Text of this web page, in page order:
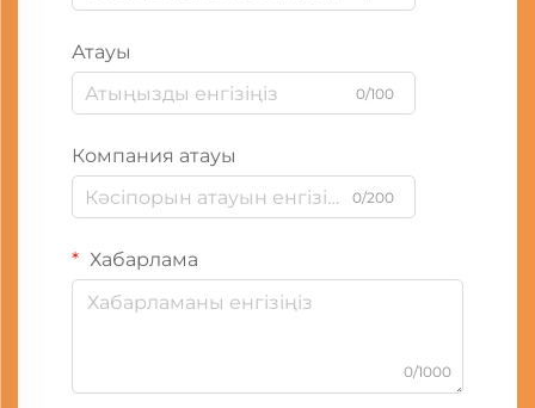
Атауы
0/100
Компания атауы
0/200
Хабарлама
0/1000